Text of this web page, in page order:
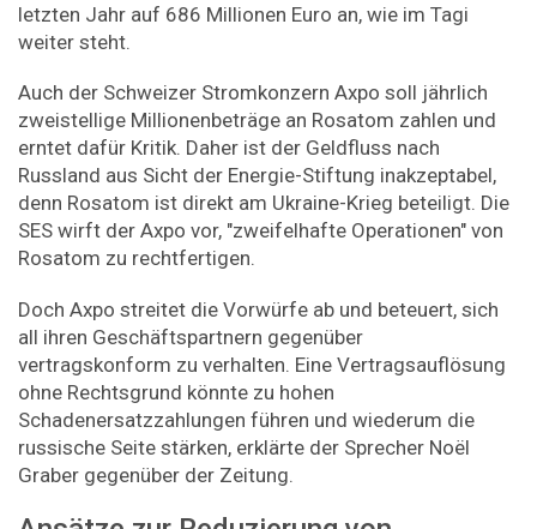
letzten Jahr auf 686 Millionen Euro an, wie im Tagi
weiter steht.
Auch der Schweizer Stromkonzern Axpo soll jährlich
zweistellige Millionenbeträge an Rosatom zahlen und
erntet dafür Kritik. Daher ist der Geldfluss nach
Russland aus Sicht der Energie-Stiftung inakzeptabel,
denn Rosatom ist direkt am Ukraine-Krieg beteiligt. Die
SES wirft der Axpo vor, "zweifelhafte Operationen" von
Rosatom zu rechtfertigen.
Doch Axpo streitet die Vorwürfe ab und beteuert, sich
all ihren Geschäftspartnern gegenüber
vertragskonform zu verhalten. Eine Vertragsauflösung
ohne Rechtsgrund könnte zu hohen
Schadenersatzzahlungen führen und wiederum die
russische Seite stärken, erklärte der Sprecher Noël
Graber gegenüber der Zeitung.